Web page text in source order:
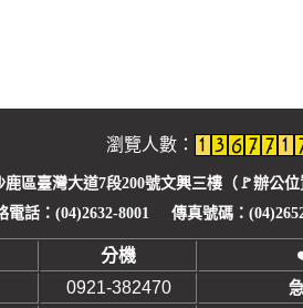
瀏覽人數：
區臺灣大道7段200號文興三樓（🚩辦公位
電話：(04)2632-8001 傳真號碼：
分機
0921-382470